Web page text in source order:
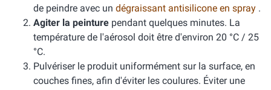
de peindre avec un dégraissant antisilicone en spray .
Agiter la peinture pendant quelques minutes. La
température de l'aérosol doit être d'environ 20 °C / 25
°C.
Pulvériser le produit uniformément sur la surface, en
couches fines, afin d'éviter les coulures. Éviter une